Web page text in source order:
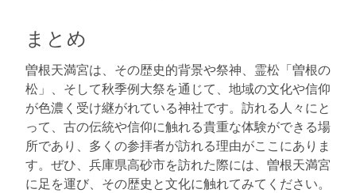
まとめ
曽根天満宮は、その歴史的背景や祭神、霊松「曽根の
松」、そして秋季例大祭を通じて、地域の文化や信仰
が色濃く受け継がれている神社です。訪れる人々にと
って、古の伝統や信仰に触れる貴重な体験ができる場
所であり、多くの参拝者が訪れる理由がここにありま
す。ぜひ、兵庫県高砂市を訪れた際には、曽根天満宮
に足を運び、その歴史と文化に触れてみてください。